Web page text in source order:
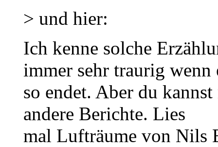
> und hier:
Ich kenne solche
immer sehr traurig wenn
so endet. Aber du
andere Berichte. Lies
mal Lufträume von Nils